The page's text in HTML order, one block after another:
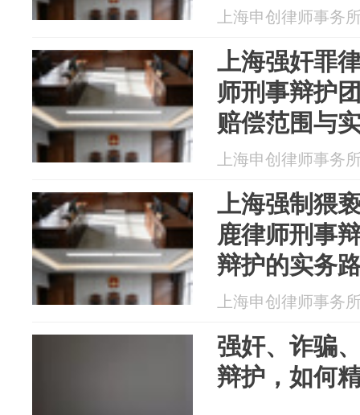
上海申创律师事务
上海强奸罪
师刑事辩护
赔偿范围与
上海申创律师事务
上海强制猥
鹿律师刑事
辩护的实务
上海申创律师事务
强奸、诈骗
辩护，如何